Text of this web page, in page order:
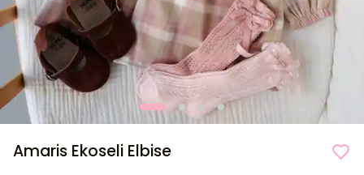
Amaris Ekoseli Elbise